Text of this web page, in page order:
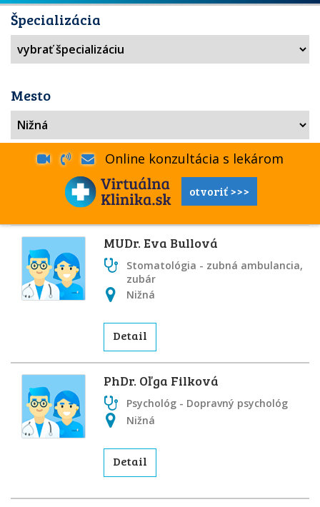
Špecializácia
Mesto
Online konzultácia s lekárom
otvoriť >>>
MUDr. Eva Bullová
Stomatológia - zubná ambulancia,
zubár
Nižná
Detail
PhDr. Oľga Filková
Psychológ - Dopravný psychológ
Nižná
Detail